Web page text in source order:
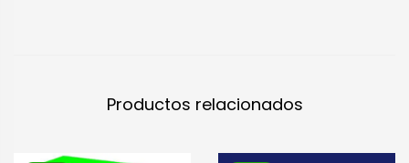
Productos relacionados